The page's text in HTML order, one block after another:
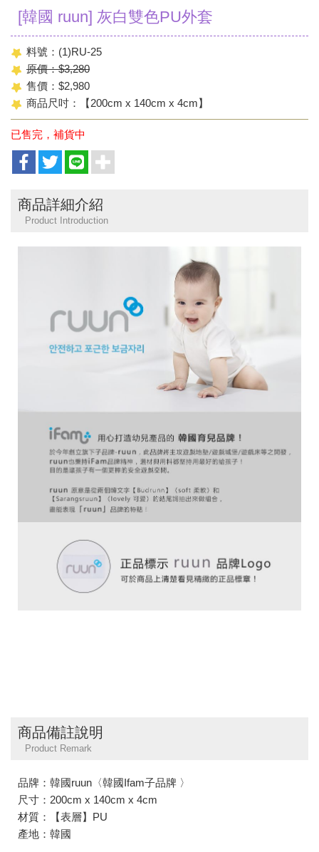
[韓國 ruun] 灰白雙色PU外套
料號：(1)RU-25
原價：$3,280
售價：$2,980
商品尺吋：【200cm x 140cm x 4cm】
已售完，補貨中
商品詳細介紹
Product Introduction
商品備註說明
Product Remark
品牌：韓國ruun〈韓國Ifam子品牌 〉
尺寸：200cm x 140cm x 4cm
材質：【表層】PU
產地：韓國